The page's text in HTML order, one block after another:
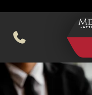
main
content
footer
404-494-
Merck
Varied